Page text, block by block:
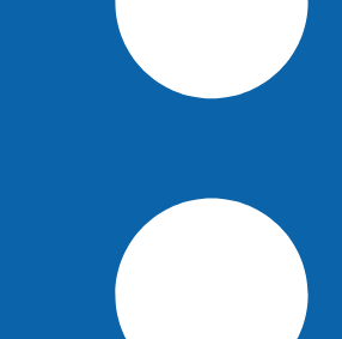
штормом вновь